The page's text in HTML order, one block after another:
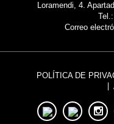
Loramendi, 4.
Tel.:
Correo
POLÍTICA DE